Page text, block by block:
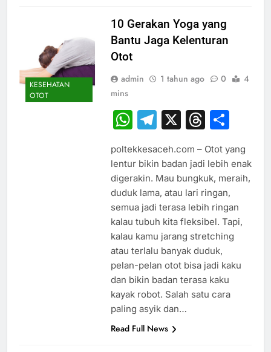
KESEHATAN
OTOT
10 Gerakan Yoga yang
Bantu Jaga Kelenturan
Otot
admin 1 tahun ago 0
4
mins
WhatsApp
Telegram
X
poltekkesaceh.com – Otot yang
lentur bikin badan jadi lebih enak
digerakin. Mau bungkuk, meraih,
duduk lama, atau lari ringan,
semua jadi terasa lebih ringan
kalau tubuh kita fleksibel. Tapi,
kalau kamu jarang stretching
atau terlalu banyak duduk,
pelan-pelan otot bisa jadi kaku
dan bikin badan terasa kaku
kayak robot. Salah satu cara
paling asyik dan…
Read Full News